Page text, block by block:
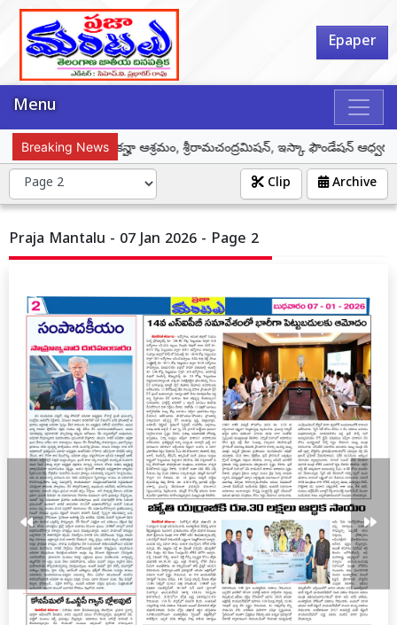
Epaper
Menu
Breaking News
బై హార్ట్ ఫుల్నెస్, కన్హా ఆశ్రమం, శ్రీరామచంద్రమిషన్, ఇస్కా ఫౌండేషన్ ఆధ్వర్యంలో
Archive
Clip
Praja Mantalu - 07 Jan 2026 - Page 2